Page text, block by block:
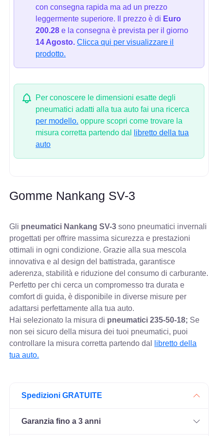
con consegna rapida ma ad un prezzo
leggermente superiore. Il prezzo è di Euro
200.28 e la consegna è prevista per il giorno
14 Agosto. Clicca qui per visualizzare il
prodotto.
Per conoscere le dimensioni esatte degli
pneumatici adatti alla tua auto fai una ricerca
per modello. oppure scopri come trovare la
misura corretta partendo dal
libretto della tua
auto
Gomme Nankang SV-3
Gli pneumatici Nankang SV-3 sono pneumatici invernali
progettati per offrire massima sicurezza e prestazioni
ottimali in ogni condizione. Grazie alla sua mescola
innovativa e al design del battistrada, garantisce
aderenza, stabilità e riduzione del consumo di carburante.
Perfetto per chi cerca un compromesso tra durata e
comfort di guida, è disponibile in diverse misure per
adattarsi perfettamente alla tua auto.
Hai selezionato la misura di pneumatici235-50-18; Se
non sei sicuro della misura dei tuoi pneumatici, puoi
controllare la misura corretta partendo dal
libretto della
tua auto.
Spedizioni GRATUITE
Garanzia fino a 3 anni